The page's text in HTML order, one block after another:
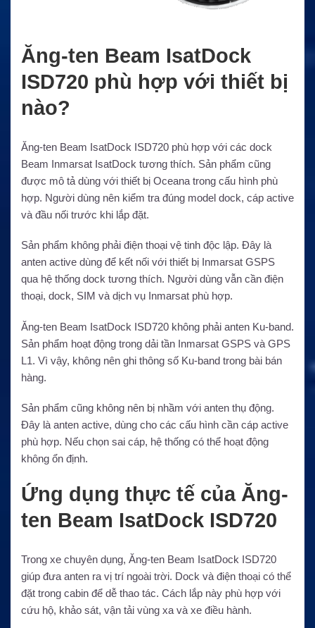
Ăng-ten Beam IsatDock
ISD720 phù hợp với thiết bị
nào?
Ăng-ten Beam IsatDock ISD720 phù hợp với các dock
Beam Inmarsat IsatDock tương thích. Sản phẩm cũng
được mô tả dùng với thiết bị Oceana trong cấu hình phù
hợp. Người dùng nên kiểm tra đúng model dock, cáp active
và đầu nối trước khi lắp đặt.
Sản phẩm không phải điện thoại vệ tinh độc lập. Đây là
anten active dùng để kết nối với thiết bị Inmarsat GSPS
qua hệ thống dock tương thích. Người dùng vẫn cần điện
thoại, dock, SIM và dịch vụ Inmarsat phù hợp.
Ăng-ten Beam IsatDock ISD720 không phải anten Ku-band.
Sản phẩm hoạt động trong dải tần Inmarsat GSPS và GPS
L1. Vì vậy, không nên ghi thông số Ku-band trong bài bán
hàng.
Sản phẩm cũng không nên bị nhầm với anten thụ động.
Đây là anten active, dùng cho các cấu hình cần cáp active
phù hợp. Nếu chọn sai cáp, hệ thống có thể hoạt động
không ổn định.
Ứng dụng thực tế của Ăng-
ten Beam IsatDock ISD720
Trong xe chuyên dụng, Ăng-ten Beam IsatDock ISD720
giúp đưa anten ra vị trí ngoài trời. Dock và điện thoại có thể
đặt trong cabin để dễ thao tác. Cách lắp này phù hợp với
cứu hộ, khảo sát, vận tải vùng xa và xe điều hành.